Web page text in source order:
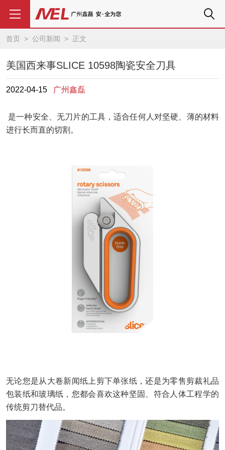
首页 > 公司新闻 > 正文
美国西来事SLICE 10598陶瓷安全刀具
2022-04-15 广州鑫磊
是一种安全、无刀片的工具，适合任何人对坚硬、薄的材料
进行长而直的切割。
无论您是从大卷新闻纸上剪下单张纸，还是为零售剪裁礼品
包装纸和玻璃纸，您都会喜欢这种坚固、符合人体工程学的
传统剪刀替代品。